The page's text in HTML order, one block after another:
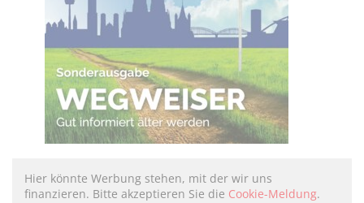
Hier könnte Werbung stehen, mit der wir uns
finanzieren. Bitte akzeptieren Sie die Cookie-Meldung.